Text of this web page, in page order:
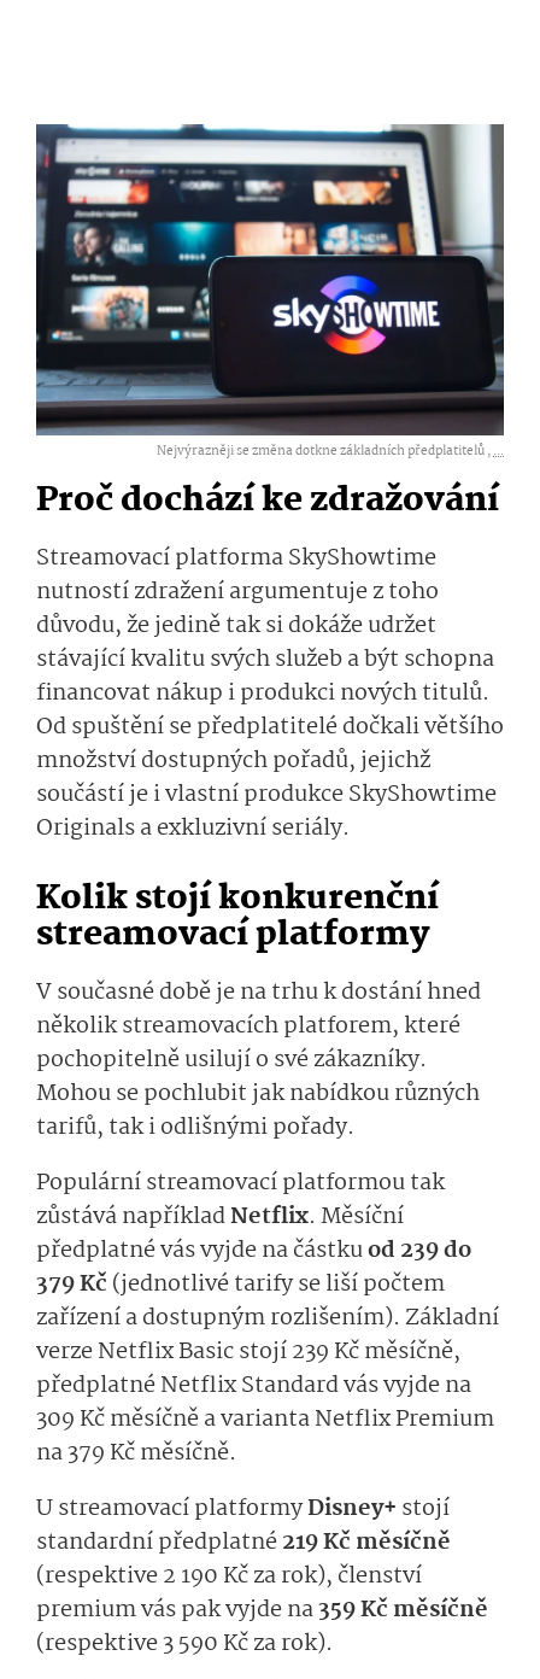
Nejvýrazněji se změna dotkne základních předplatitelů ,...
Proč dochází ke zdražování
Streamovací platforma SkyShowtime
nutností zdražení argumentuje z toho
důvodu, že jedině tak si dokáže udržet
stávající kvalitu svých služeb a být schopna
financovat nákup i produkci nových titulů.
Od spuštění se předplatitelé dočkali většího
množství dostupných pořadů, jejichž
součástí je i vlastní produkce SkyShowtime
Originals a exkluzivní seriály.
Kolik stojí konkurenční
streamovací platformy
V současné době je na trhu k dostání hned
několik streamovacích platforem, které
pochopitelně usilují o své zákazníky.
Mohou se pochlubit jak nabídkou různých
tarifů, tak i odlišnými pořady.
Populární streamovací platformou tak
zůstává napříkladNetflix. Měsíční
předplatné vás vyjde na částkuod 239 do
379 Kč (jednotlivé tarify se liší počtem
zařízení a dostupným rozlišením). Základní
verze Netflix Basic stojí 239 Kč měsíčně,
předplatné Netflix Standard vás vyjde na
309 Kč měsíčně a varianta Netflix Premium
na 379 Kč měsíčně.
U streamovací platformyDisney+ stojí
standardní předplatné219 Kč měsíčně
(respektive 2 190 Kč za rok), členství
premium vás pak vyjde na359 Kč měsíčně
(respektive 3 590 Kč za rok).